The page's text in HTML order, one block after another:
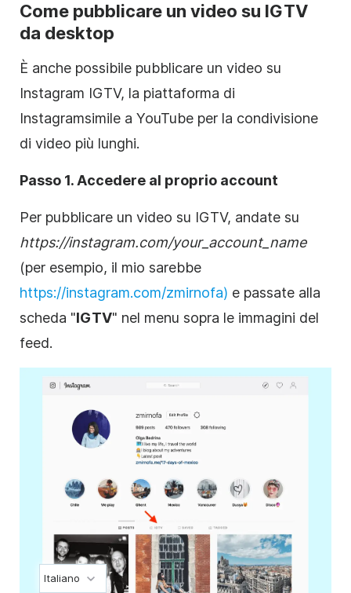
Come pubblicare un video su IGTV
da desktop
È anche possibile pubblicare un video su
Instagram IGTV, la piattaforma di
Instagramsimile a YouTube per la condivisione
di video più lunghi.
Passo 1. Accedere al proprio account
Per pubblicare un video su IGTV, andate su
https://instagram.com/your_account_name
(per esempio, il mio sarebbe
https://instagram.com/zmirnofa) e passate alla
scheda "IGTV" nel menu sopra le immagini del
feed.
Italiano